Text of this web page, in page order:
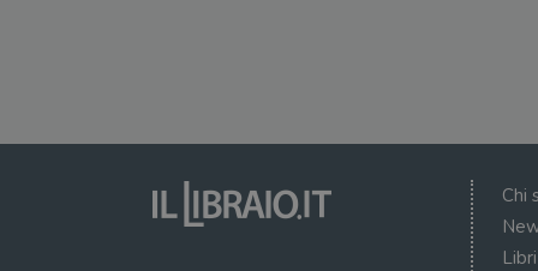
Chi
wordpress_sec_[hash]
CookieScriptConsent